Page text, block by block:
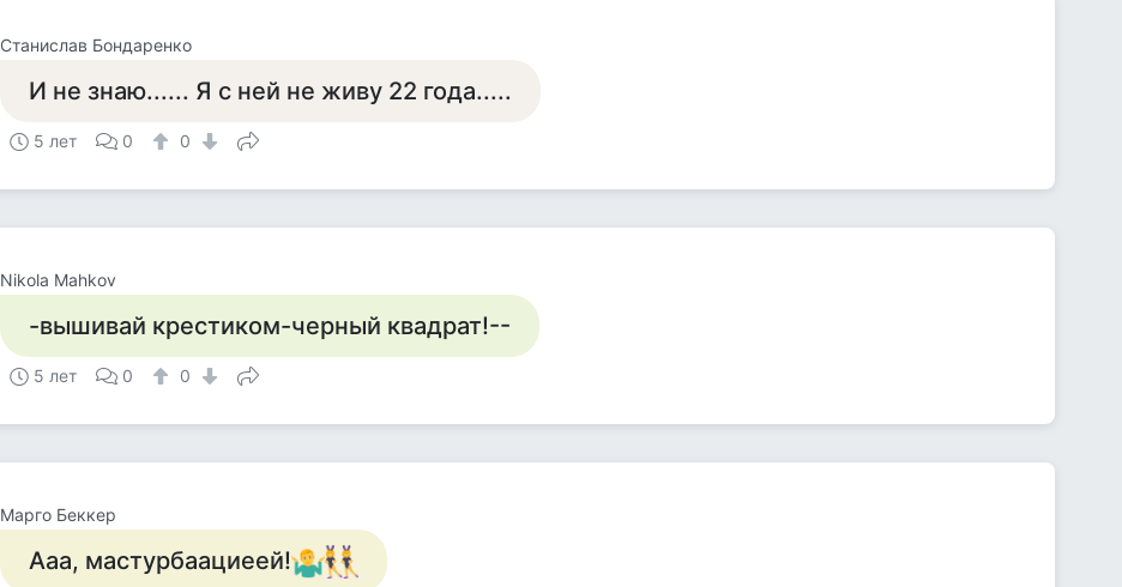
Станислав Бондаренко
И не знаю...... Я с ней не живу 22 года.....
5 лет 0 0
Nikola Mahkov
-вышивай крестиком-черный квадрат!--
5 лет 0 0
Mарго Беккер
Ааа, мастурбаациеей!